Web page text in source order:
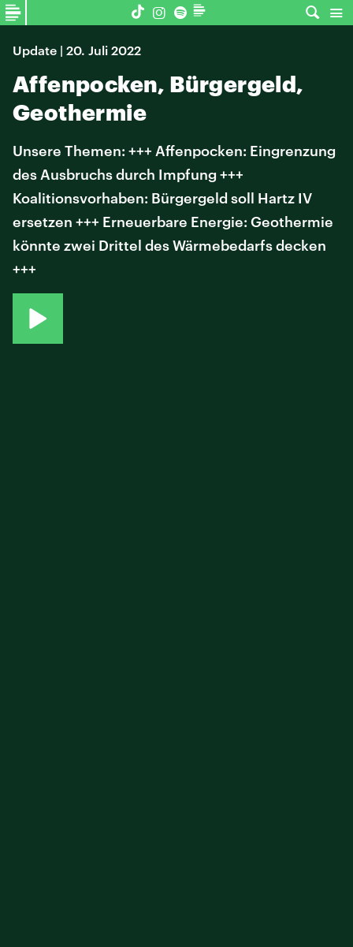
Update | 20. Juli 2022
Affenpocken, Bürgergeld,
Geothermie
Unsere Themen: +++ Affenpocken: Eingrenzung
des Ausbruchs durch Impfung +++
Koalitionsvorhaben: Bürgergeld soll Hartz IV
ersetzen +++ Erneuerbare Energie: Geothermie
könnte zwei Drittel des Wärmebedarfs decken
+++